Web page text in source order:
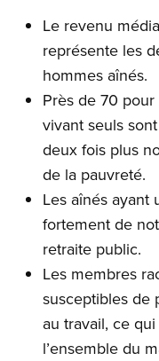
Le revenu
représente les
hommes aînés.
Près de 70
vivant seuls
deux fois plus
de la pauvreté.
Les aînés ayant
fortement de
retraite public.
Les membres
susceptibles de
au travail, ce
l’ensemble du